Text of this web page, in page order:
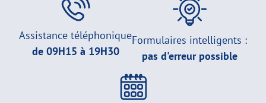
Assistance téléphonique
de 09H15 à 19H30
Formulaires intelligents :
pas d'erreur possible